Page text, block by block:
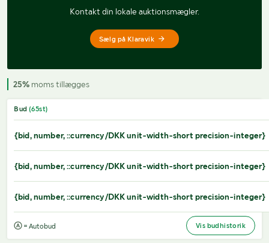
Kontakt din lokale auktionsmægler.
Sælg på Klaravik
25% moms tillægges
Bud (65st)
{bid, number, ::currency/DKK unit-width-short precision-integer}
{bid, number, ::currency/DKK unit-width-short precision-integer}
{bid, number, ::currency/DKK unit-width-short precision-integer}
= Autobud Vis budhistorik